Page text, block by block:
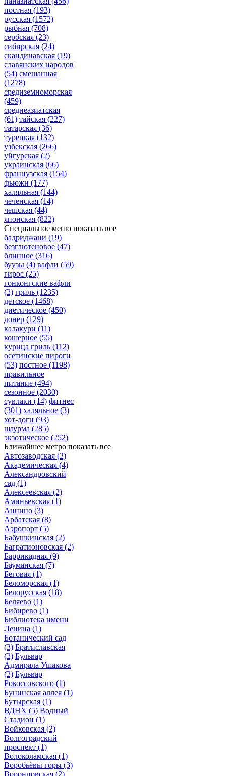
постная (193)
русская (1572)
рыбная (708)
сербская (23)
сибирская (24)
скандинавская (19)
славянских народов
(54) смешанная
(1278)
средиземноморская
(459)
среднеазиатская
(61) тайская (227)
татарская (36)
турецкая (132)
узбекская (266)
уйгурская (2)
украинская (66)
французская (154)
фьюжн (177)
халяльная (144)
чеченская (14)
чешская (44)
японская (822)
Специальное меню показать все
бадриджани (19)
безглютеновое (47)
блинное (316)
буузы (4) вафли (59)
гирос (25)
гонконгские вафли
(2) гриль (1235)
детское (1468)
диетическое (450)
донер (129)
калакури (11)
кошерное (55)
курица гриль (112)
осетинские пироги
(53) постное (1198)
правильное
питание (494)
сезонное (2030)
сувлаки (14) фитнес
(301) халяльное (3)
хот-доги (93)
шаурма (285)
экзотическое (252)
Ближайшее метро показать все
Автозаводская (2)
Академическая (4)
Александровский
сад (1)
Алексеевская (2)
Аминьевская (1)
Аннино (3)
Арбатская (8)
Аэропорт (5)
Бабушкинская (2)
Багратионовская (2)
Баррикадная (9)
Бауманская (7)
Беговая (1)
Беломорская (1)
Белорусская (18)
Беляево (1)
Бибирево (1)
Библиотека имени
Ленина (1)
Ботанический сад
(3) Братиславская
(2) Бульвар
Адмирала Ушакова
(2) Бульвар
Рокоссовского (1)
Бунинская аллея (1)
Бутырская (1)
ВДНХ (5) Водный
Стадион (1)
Войковская (2)
Волгоградский
проспект (1)
Волоколамская (1)
Воробьёвы горы (3)
Воронцовская (2)